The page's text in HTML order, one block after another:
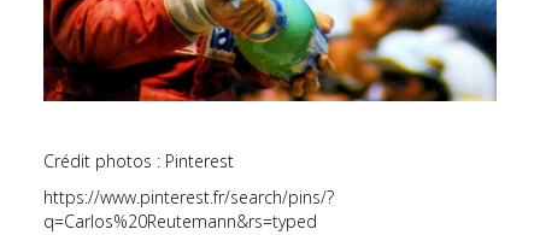
Crédit photos : Pinterest
https://www.pinterest.fr/search/pins/?
q=Carlos%20Reutemann&rs=typed